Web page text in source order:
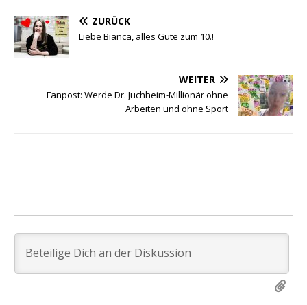
ZURÜCK
Liebe Bianca, alles Gute zum 10.!
WEITER
Fanpost: Werde Dr. Juchheim-Millionär ohne
Arbeiten und ohne Sport